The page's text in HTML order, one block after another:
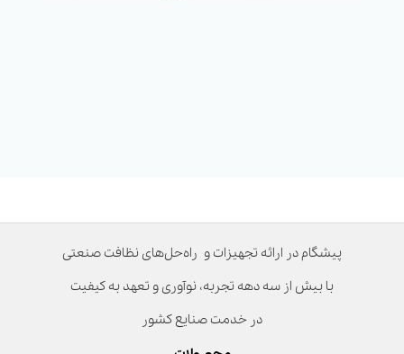
پیشگام در ارائه تجهیزات و راه‌حل‌های نظافت صنعتی
با بیش از سه دهه تجربه، نوآوری و تعهد به کیفیت
در خدمت صنایع کشور